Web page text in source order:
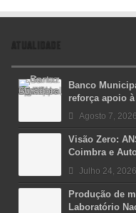
ATUALIDADE
Banco
reforça apoio
Agosto 7, 2026
Visão Zero:
Coimbra e
Julho 24, 2026
Produção de
Laboratório